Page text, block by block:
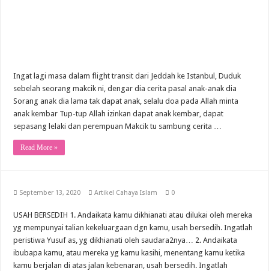
Ingat lagi masa dalam flight transit dari Jeddah ke Istanbul, Duduk
sebelah seorang makcik ni, dengar dia cerita pasal anak-anak dia
Sorang anak dia lama tak dapat anak, selalu doa pada Allah minta
anak kembar Tup-tup Allah izinkan dapat anak kembar, dapat
sepasang lelaki dan perempuan Makcik tu sambung cerita …
Read More »
September 13, 2020 Artikel Cahaya Islam 0
USAH BERSEDIH 1. Andaikata kamu dikhianati atau dilukai oleh mereka
yg mempunyai talian kekeluargaan dgn kamu, usah bersedih. Ingatlah
peristiwa Yusuf as, yg dikhianati oleh saudara2nya… 2. Andaikata
ibubapa kamu, atau mereka yg kamu kasihi, menentang kamu ketika
kamu berjalan di atas jalan kebenaran, usah bersedih. Ingatlah